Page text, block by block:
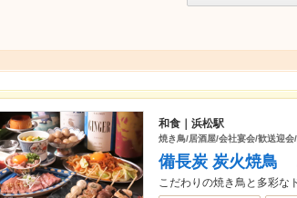
和食｜浜松駅
焼き鳥/居酒屋/会社宴会/歓送迎
備長炭 炭火焼鳥
こだわりの焼き鳥と多彩な